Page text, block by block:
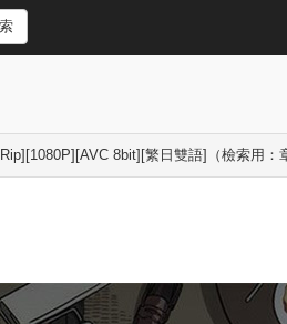
8bit][繁日雙語]（檢索用：